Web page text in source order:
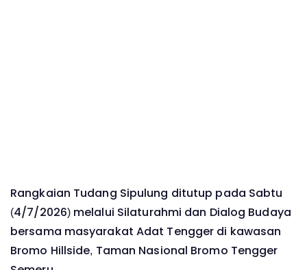
Rangkaian Tudang Sipulung ditutup pada Sabtu
(4/7/2026) melalui Silaturahmi dan Dialog Budaya
bersama masyarakat Adat Tengger di kawasan
Bromo Hillside, Taman Nasional Bromo Tengger